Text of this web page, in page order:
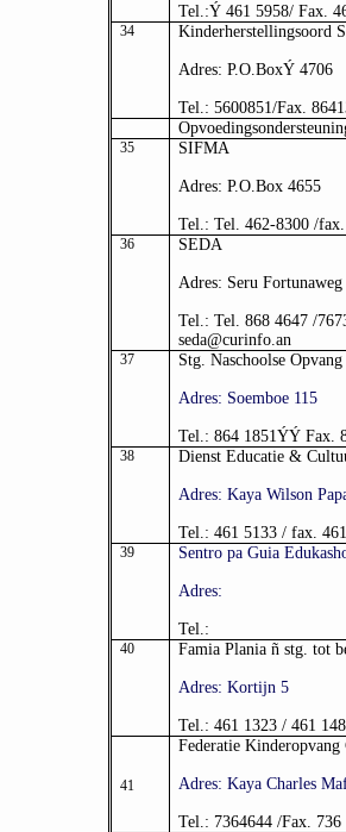
Tel.:Ý 461 5958/ Fax.
34 Kinderherstellingsoord
Adres: P.O.BoxÝ 4706
Tel.: 5600851/Fax.
35 SIFMA
Adres: P.O.Box 4655
Tel.: Tel. 462-8300 /
36 SEDA
Adres: Seru Fortunaweg
Tel.: Tel. 868 4647 /
seda@curinfo.an
37 Stg. Naschoolse
Adres: Soemboe 115
Tel.: 864 1851ÝÝ Fax.
38 Dienst Educatie &
Adres: Kaya Wilson
Tel.: 461 5133 / fax.
39 Sentro pa Guia
Adres:
Tel.:
40 Famia Plania ñ stg. tot
Adres: Kortijn 5
Tel.: 461 1323 / 461
41
Federatie Kinderopvang
Adres: Kaya Charles
Tel.: 7364644 /Fax. 736